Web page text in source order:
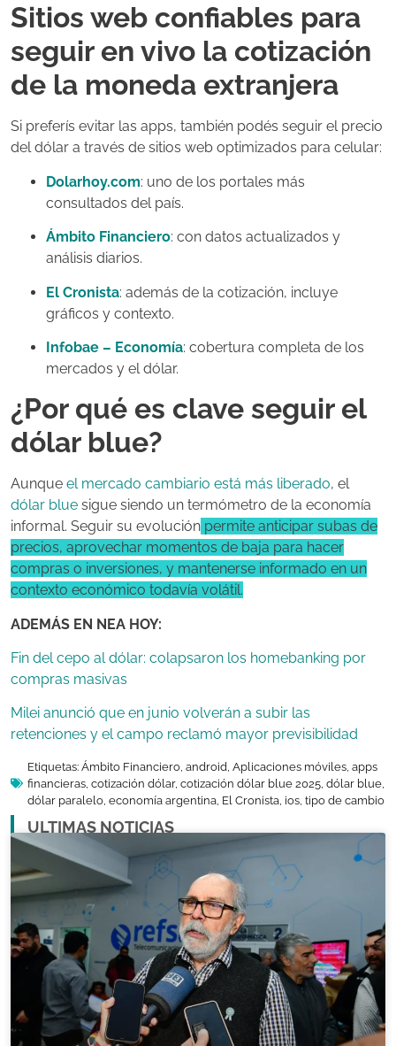
Sitios web confiables para
seguir en vivo la cotización
de la moneda extranjera
Si preferís evitar las apps, también podés seguir el precio
del dólar a través de sitios web optimizados para celular:
Dolarhoy.com: uno de los portales más
consultados del país.
Ámbito Financiero: con datos actualizados y
análisis diarios.
El Cronista: además de la cotización, incluye
gráficos y contexto.
Infobae – Economía: cobertura completa de los
mercados y el dólar.
¿Por qué es clave seguir el
dólar blue?
Aunque el mercado cambiario está más liberado, el
dólar blue sigue siendo un termómetro de la economía
informal. Seguir su evolución permite anticipar subas de
precios, aprovechar momentos de baja para hacer
compras o inversiones, y mantenerse informado en un
contexto económico todavía volátil.
ADEMÁS EN NEA HOY:
Fin del cepo al dólar: colapsaron los homebanking por
compras masivas
Milei anunció que en junio volverán a subir las
retenciones y el campo reclamó mayor previsibilidad
Etiquetas: Ámbito Financiero android Aplicaciones móviles apps
financieras cotización dólar, cotización dólar blue 2025 dólar blue
dólar paralelo economía argentina El Cronista ios tipo de cambio
ULTIMAS NOTICIAS